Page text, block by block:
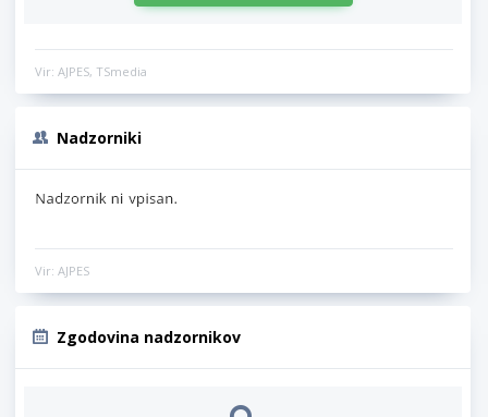
Vir: AJPES, TSmedia
Nadzorniki
Vir: AJPES
Zgodovina nadzornikov